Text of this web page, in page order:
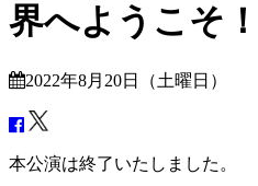
界へようこそ！
2022年8月20日（土曜日）
本公演は終了いたしました。